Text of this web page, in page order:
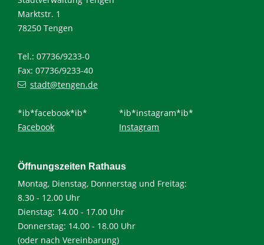
Marktstr. 1
78250 Tengen
Tel.: 07736/9233-0
Fax: 07736/9233-40
stadt@tengen.de
*ib*facebook*ib*
Facebook
*ib*instagram*ib*
Instagram
Öffnungszeiten Rathaus
Montag, Dienstag, Donnerstag und Freitag:
8.30 - 12.00 Uhr
Dienstag: 14.00 - 17.00 Uhr
Donnerstag: 14.00 - 18.00 Uhr
(oder nach Vereinbarung)